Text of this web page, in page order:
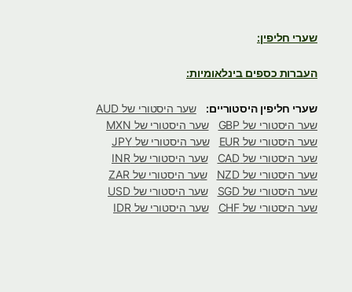
שערי חליפין:
העברות כספים בינלאומיות:
שערי חליפין היסטוריים:
שער היסטורי של AUD
שער היסטורי של GBP
שער היסטורי של MXN
שער היסטורי של EUR
שער היסטורי של JPY
שער היסטורי של CAD
שער היסטורי של INR
שער היסטורי של NZD
שער היסטורי של ZAR
שער היסטורי של SGD
שער היסטורי של USD
שער היסטורי של CHF
שער היסטורי של IDR